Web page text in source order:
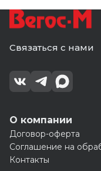
Связаться с нами
О компании
Договор-оферта
Соглашение на
Контакты